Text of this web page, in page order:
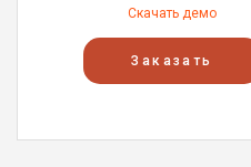
Скачать демо
Заказать